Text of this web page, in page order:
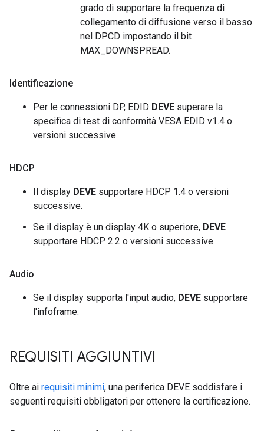
grado di supportare la frequenza di
collegamento di diffusione verso il basso
nel DPCD impostando il bit
MAX_DOWNSPREAD.
Identificazione
Per le connessioni DP, EDID DEVE superare la
specifica di test di conformità VESA EDID v1.4 o
versioni successive.
HDCP
Il display DEVE supportare HDCP 1.4 o versioni
successive.
Se il display è un display 4K o superiore, DEVE
supportare HDCP 2.2 o versioni successive.
Audio
Se il display supporta l'input audio, DEVE supportare
l'infoframe.
REQUISITI AGGIUNTIVI
Oltre ai requisiti minimi, una periferica DEVE soddisfare i
seguenti requisiti obbligatori per ottenere la certificazione.